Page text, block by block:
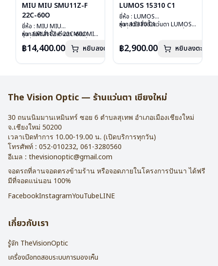
MIU MIU SMU11Z-F
22C-60O
ยี่ห้อ : MIU MIU
รุ่น : SMU11Z-F 22C-60O
เลนส์ : กันแดดสีฟ้า
น้ำหนัก : 24 กรัม
หากสนใจสั่งชื้อแว่นตา MIU MIU
ลงไว้กรุณาติดต่อเรา
คลิก
฿14,400.00 หยิบลงตะกร้า
LUMOS 15310 C1
ยี่ห้อ : LUMOS
รุ่น : 15310 C1
บานพับ : ไม่มีสปริง
อุปกรณ์ : กล่องแว่น , ผ้าเช็ดแว่น
หากสนใจสั่งชื้อแว่นตา LUMOS
฿2,900.00 หยิบลงตะกร้า
The Vision Optic — ร้านแว่นตา เชียงใหม่
30 ถนนนิมมานเหมินทร์ ซอย 6 ตำบลสุเทพ อำเภอเมืองเชียงใหม่
จ.เชียงใหม่ 50200
เวลาเปิดทำการ 10.00-19.00 น. (เปิดบริการทุกวัน)
โทรศัพท์ : 052-010232, 061-3280560
อีเมล : thevisionoptic@gmail.com
จอดรถที่ลานจอดตรงข้ามร้าน หรือจอดภายในโครงการปันนา ได้ฟรี
มีที่จอดแน่นอน 100%
FacebookInstagramYouTubeLINE
เกี่ยวกับเรา
รู้จัก TheVisionOptic
เครื่องมือทดสอบระบบการมองเห็น